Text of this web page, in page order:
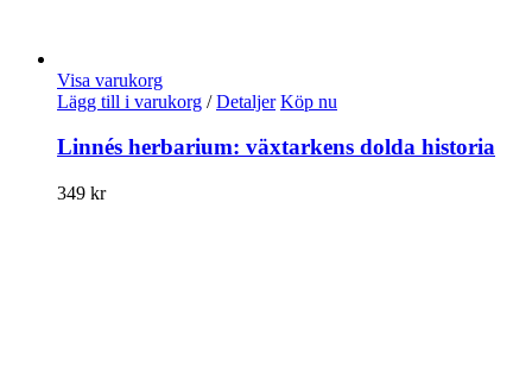
Visa varukorg
Lägg till i varukorg / Detaljer Köp nu
Linnés herbarium: växtarkens dolda historia
349 kr